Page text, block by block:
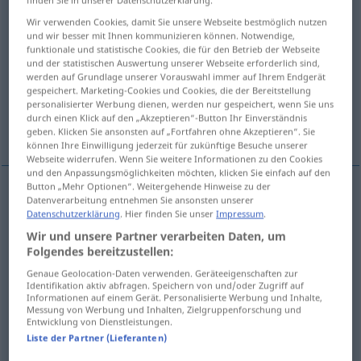
Übersicht aller Übersetzungen
(Für mehr Details die Übersetzung anklicken/antippen)
veruntreuen, unterschlagen stehlen
vergeuden
veruntreuen,unterschlagen embezzle
stehlen embezzle steal OBS
vergeuden embezzlesquander
Wir verwenden Cookies, damit Sie unsere Webseite bestmöglich nutzen
und wir besser mit Ihnen kommunizieren können. Notwendige,
funktionale und statistische Cookies, die für den Betrieb der Webseite
und der statistischen Auswertung unserer Webseite erforderlich sind,
werden auf Grundlage unserer Vorauswahl immer auf Ihrem Endgerät
gespeichert. Marketing-Cookies und Cookies, die der Bereitstellung
personalisierter Werbung dienen, werden nur gespeichert, wenn Sie uns
durch einen Klick auf den „Akzeptieren“-Button Ihr Einverständnis
geben. Klicken Sie ansonsten auf „Fortfahren ohne Akzeptieren“. Sie
können Ihre Einwilligung jederzeit für zukünftige Besuche unserer
Webseite widerrufen. Wenn Sie weitere Informationen zu den Cookies
und den Anpassungsmöglichkeiten möchten, klicken Sie einfach auf den
Button „Mehr Optionen“. Weitergehende Hinweise zu der
Datenverarbeitung entnehmen Sie ansonsten unserer
Datenschutzerklärung . Hier finden Sie unserImpressum
Wir und unsere Partner verarbeiten Daten, um
Folgendes bereitzustellen:
Genaue Geolocation-Daten verwenden. Geräteeigenschaften zur
Identifikation aktiv abfragen. Speichern von und/oder Zugriff auf
Informationen auf einem Gerät. Personalisierte Werbung und Inhalte,
Messung von Werbung und Inhalten, Zielgruppenforschung und
Entwicklung von Dienstleistungen.
Liste der Partner (Lieferanten)